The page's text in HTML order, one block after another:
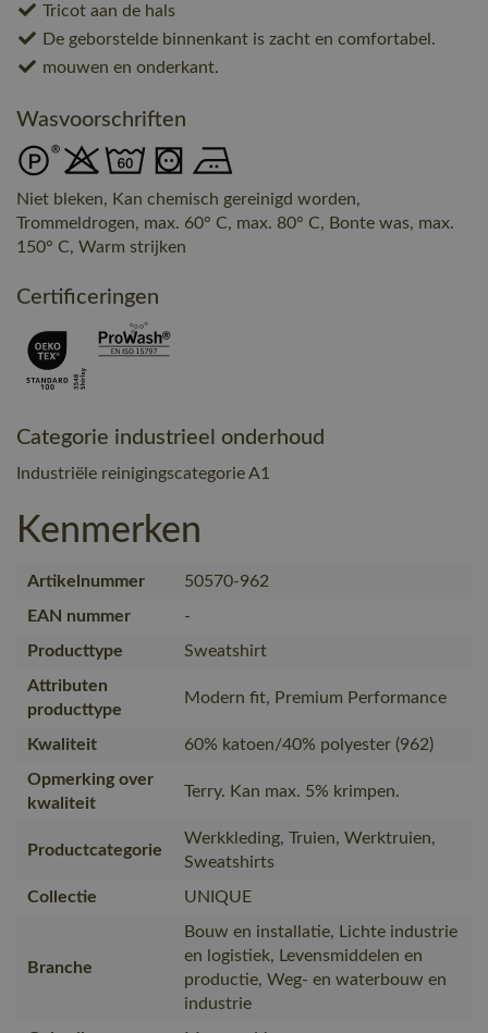
Tricot aan de hals
De geborstelde binnenkant is zacht en comfortabel.
mouwen en onderkant.
Wasvoorschriften
Niet bleken, Kan chemisch gereinigd worden,
Trommeldrogen, max. 60° C, max. 80° C, Bonte was, max.
150° C, Warm strijken
Certificeringen
Categorie industrieel onderhoud
Industriële reinigingscategorie A1
Kenmerken
Artikelnummer
50570-962
EAN nummer
-
Producttype
Sweatshirt
Attributen
producttype
Modern fit, Premium Performance
Kwaliteit
60% katoen/40% polyester (962)
Opmerking over
kwaliteit
Terry. Kan max. 5% krimpen.
Productcategorie
Werkkleding, Truien, Werktruien,
Sweatshirts
Collectie
UNIQUE
Branche
Bouw en installatie, Lichte industrie
en logistiek, Levensmiddelen en
productie, Weg- en waterbouw en
industrie